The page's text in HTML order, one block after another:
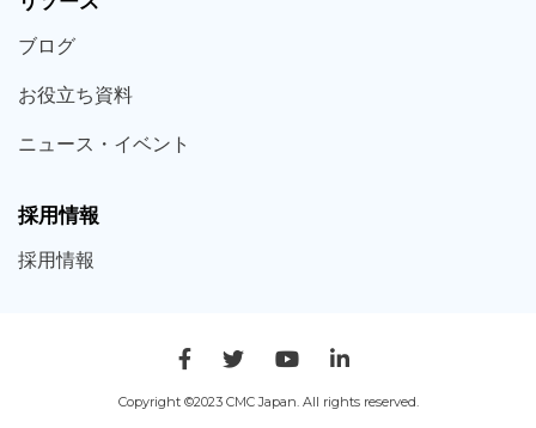
ブログ
お役立ち資料
ニュース・ イベント
採用情報
採用情報
Copyright ©2023 CMC Japan. All rights reserved.